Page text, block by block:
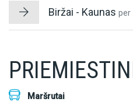
Biržai - Kaunas per
Maršrutai